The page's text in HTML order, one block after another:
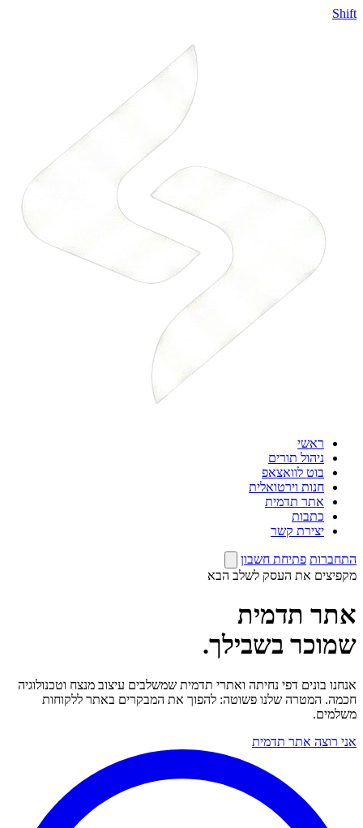
Shift
ראשי
ניהול תורים
בוט לוואצאפ
חנות וירטואלית
אתר תדמית
כתבות
יצירת קשר
התחברות פתיחת חשבון
מקפיצים את העסק לשלב הבא
אתר תדמית
שמוכר בשבילך.
אנחנו בונים דפי נחיתה ואתרי תדמית שמשלבים עיצוב מנצח וטכנולוגיה
חכמה. המטרה שלנו פשוטה: להפוך את המבקרים באתר ללקוחות
משלמים.
אני רוצה אתר תדמית